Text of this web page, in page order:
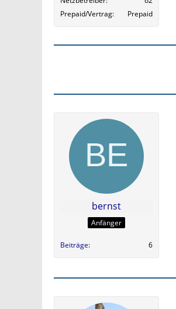
Prepaid/Vertrag
Prepaid
bernst
Anfänger
Beiträge 6